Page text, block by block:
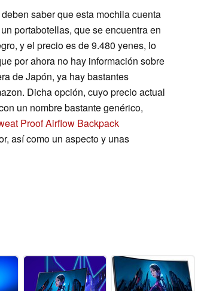
saber que esta mochila cuenta
portabotellas, que se encuentra en
y el precio es de 9.480 yenes, lo
por ahora no hay información sobre
de Japón, ya hay bastantes
Dicha opción, cuyo precio actual
un nombre bastante genérico,
Proof Airflow Backpack
así como un aspecto y unas